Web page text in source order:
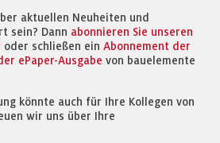
aktuellen Neuheiten und
sein? Dann abonnieren Sie unseren
oder schließen ein Abonnement der
ePaper-Ausgabe von bauelemente
könnte auch für Ihre Kollegen von
wir uns über Ihre